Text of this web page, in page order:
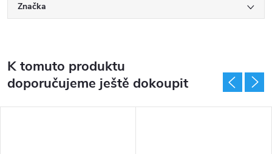
Značka
K tomuto produktu
doporučujeme ještě dokoupit